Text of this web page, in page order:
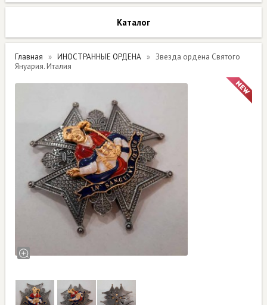
Каталог
Главная ИНОСТРАННЫЕ ОРДЕНА
Звезда ордена Святого
Януария. Италия